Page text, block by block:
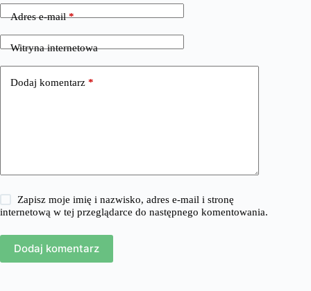
Adres e-mail*
Witryna internetowa
Dodaj komentarz *
Zapisz moje imię i nazwisko, adres e-mail i stronę
internetową w tej przeglądarce do następnego komentowania.
Dodaj komentarz